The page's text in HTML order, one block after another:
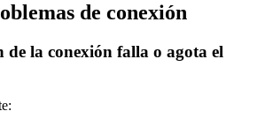
de conexión
la conexión falla o agota el